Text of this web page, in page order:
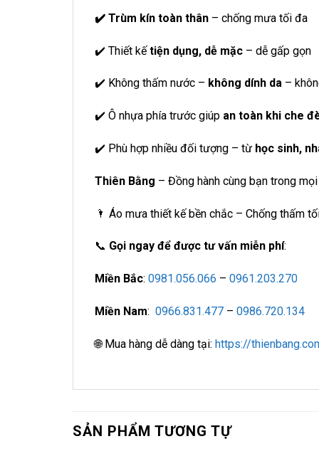
✔️ Trùm kín toàn thân – chống mưa tối đa
✔️ Thiết kếtiện dụng, dễ mặc – dễ gấp gọn
✔️ Không thấm nước – không dính da –
✔️ Ô nhựa phía trước giúp an toàn khi che
✔️ Phù hợp nhiều đối tượng – từ học sinh,
Thiên Bằng – Đồng hành cùng bạn trong
🌂 Áo mưa thiết kế bền chắc – Chống thấm
📞 Gọi ngay để được tư vấn miễn phí:
Miền Bắc: 0981.056.066 – 0961.203.270
Miền Nam: 0966.831.477 – 0986.720.134
🌐 Mua hàng dễ dàng tại: https://
SẢN PHẨM TƯƠNG TỰ